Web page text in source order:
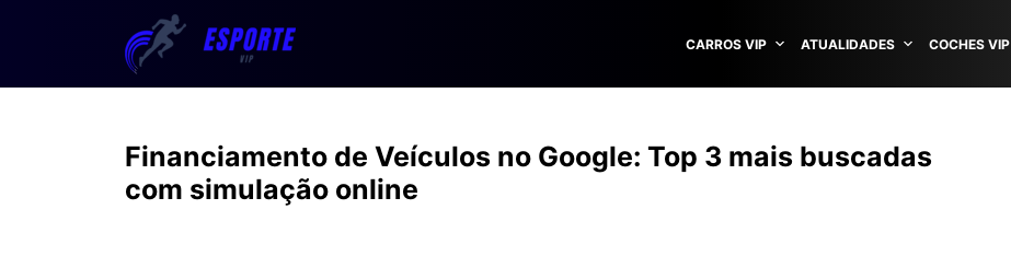
CARROS VIP ATUALIDADES COCHES VIP
Financiamento de Veículos no Google: Top 3 mais buscadas
com simulação online